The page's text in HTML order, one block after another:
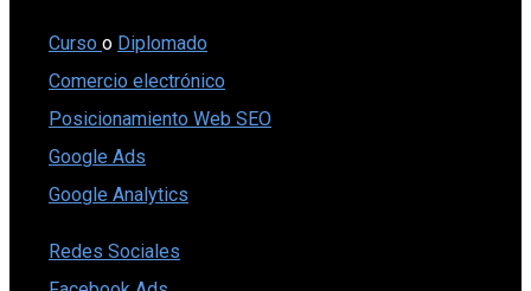
Curso o Diplomado
Comercio electrónico
Posicionamiento Web SEO
Google Ads
Google Analytics
Redes Sociales